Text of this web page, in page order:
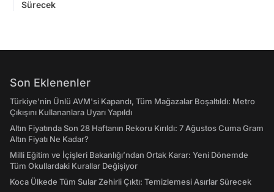
Sürecek
Son Eklenenler
Türkiye'nin Ünlü AVM'si Kapandı, Tüm Mağazalar Boşaltıldı: Metro
Çıkışını Kullananlara Uyarı Yapıldı
Altın Fiyatında Son 28 Haftanın Rekoru Kırıldı: 7 Ağustos Cuma Gram
Altın Fiyatı Ne Kadar?
Milli Eğitim ve İçişleri Bakanlığı’ndan Ortak Karar: Yeni Dönemde
Tüm Okullardaki Kurallar Değişiyor
Koca Ülkede Tüm Sular Zehirli Çıktı: Temizlemesi Asırlar Sürecek